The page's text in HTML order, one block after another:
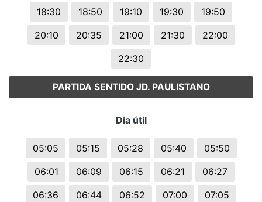
18:30 18:50 19:10 19:30
19:50
20:10
20:35 21:00 21:30
22:00
22:30
PARTIDA SENTIDO JD. PAULISTANO
Dia útil
05:05 05:15 05:28 05:40
05:50
06:01
06:09 06:15 06:21
06:27
06:36
06:44 06:52 07:00
07:05